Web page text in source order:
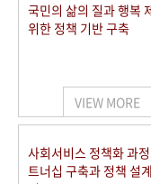
국민의 삶의 질과 행복
위한 정책 기반 구축
VIEW MORE
사회서비스 정책화 과
트너십 구축과 정책 설